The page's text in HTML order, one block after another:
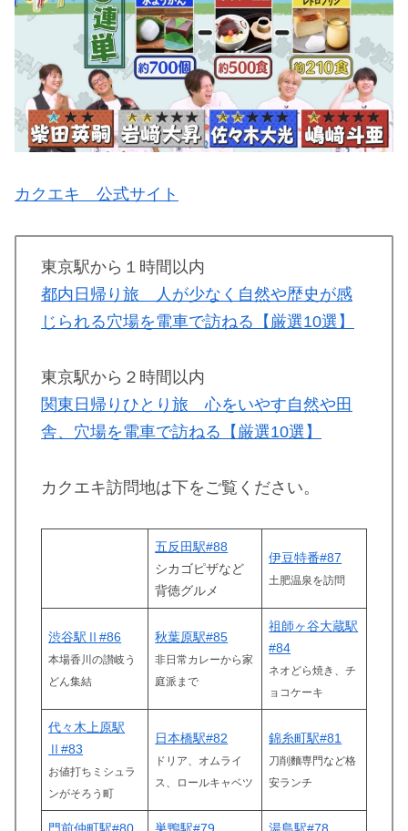
カクエキ 公式サイト
東京駅から１時間以内
都内日帰り旅 人が少なく自然や歴史が感
じられる穴場を電車で訪ねる【厳選10選】
東京駅から２時間以内
関東日帰りひとり旅 心をいやす自然や田
舎、穴場を電車で訪ねる【厳選10選】
カクエキ訪問地は下をご覧ください。
五反田駅#88
シカゴピザなど
背徳グルメ
伊豆特番#87
土肥温泉を訪問
渋谷駅Ⅱ#86
本場香川の讃岐う
どん集結
秋葉原駅#85
非日常カレーから家
庭派まで
祖師ヶ谷大蔵駅
#84
ネオどら焼き、チ
ョコケーキ
代々木上原駅
Ⅱ#83
お値打ちミシュラ
ンがそろう町
日本橋駅#82
ドリア、オムライ
ス、ロールキャベツ
錦糸町駅#81
刀削麵専門など格
安ランチ